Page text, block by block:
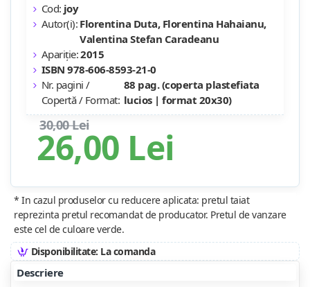
26,00 Lei
30,00 Lei
Cod: joy
Autor(i): Florentina Duta, Florentina Hahaianu,
Valentina Stefan Caradeanu
Apariție:2015
ISBN 978-606-8593-21-0
Nr. pagini /
Copertă / Format:
88 pag. (coperta plastefiata
lucios | format 20x30)
* In cazul produselor cu reducere aplicata: pretul taiat
reprezinta pretul recomandat de producator. Pretul de vanzare
este cel de culoare verde.
Disponibilitate: La comanda
Descriere